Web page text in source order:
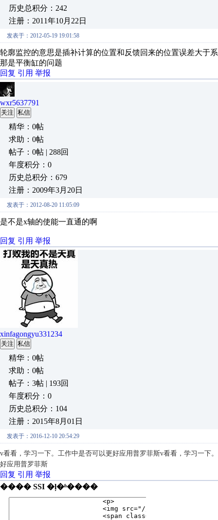
历史总积分：242
注册：2011年10月22日
发表于：2012-05-19 19:01:58
轮廓监控的意思是插补计算的位置和反馈回来的位置误差大于
那是平衡缸的问题
回复 引用 举报
wxr5637791
关注 私信
精华：0帖
求助：0帖
帖子：0帖 | 288回
年度积分：0
历史总积分：679
注册：2009年3月20日
发表于：2012-08-20 11:05:09
是不是x轴的使能一直通的啊
回复 引用 举报
xinfagongyu331234
关注 私信
精华：0帖
求助：0帖
帖子：3帖 | 193回
年度积分：0
历史总积分：104
注册：2015年8月01日
发表于：2016-12-10 20:54:29
v看看，学习一下。工作中是否可以更好应用普罗菲斯v看看，学习一下
好应用普罗菲斯
回复 引用 举报
���� SSI �ļ�ʱ����